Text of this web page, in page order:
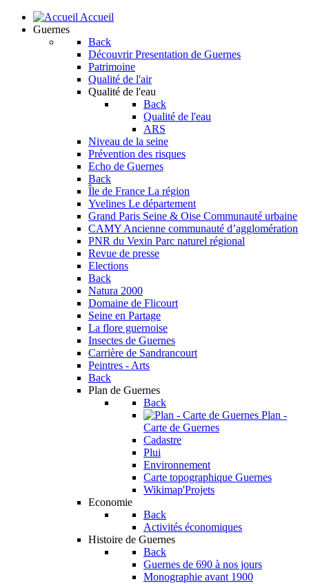
Accueil
Guernes
Back
Découvrir Presentation de Guernes
Patrimoine
Qualité de l'air
Qualité de l'eau
Back
Qualité de l'eau
ARS
Niveau de la seine
Prévention des risques
Echo de Guernes
Back
Île de France La région
Yvelines Le département
Grand Paris Seine & Oise Communauté urbaine
CAMY Ancienne communauté d’agglomération
PNR du Vexin Parc naturel régional
Revue de presse
Elections
Back
Natura 2000
Domaine de Flicourt
Seine en Partage
La flore guernoise
Insectes de Guernes
Carrière de Sandrancourt
Peintres - Arts
Back
Plan de Guernes
Back
Plan -
Carte de Guernes
Cadastre
Plui
Environnement
Carte topographique Guernes
Wikimap'Projets
Economie
Back
Activités économiques
Histoire de Guernes
Back
Guernes de 690 à nos jours
Monographie avant 1900